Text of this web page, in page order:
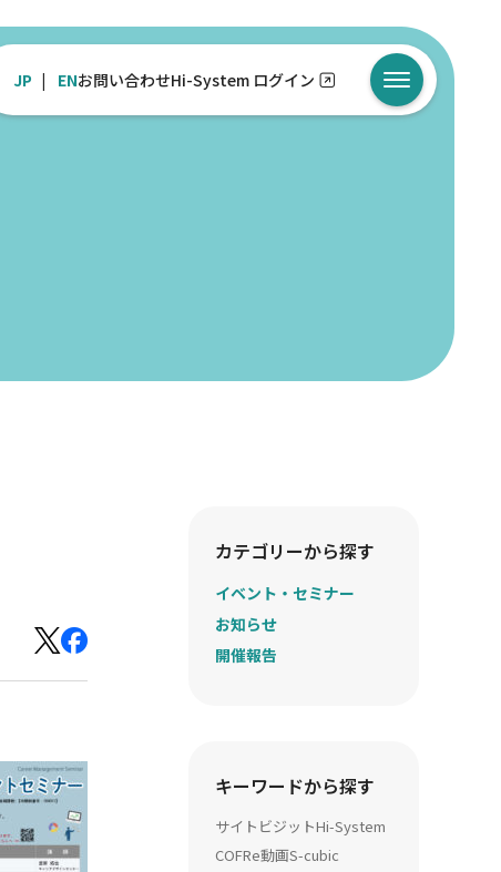
JP ENお問い合わせHi-System ログイン メニューを開
カテゴリーから探す
イベント・セミナー
お知らせ
開催報告
キーワードから探す
サイトビジットHi-System
COFRe動画S-cubic